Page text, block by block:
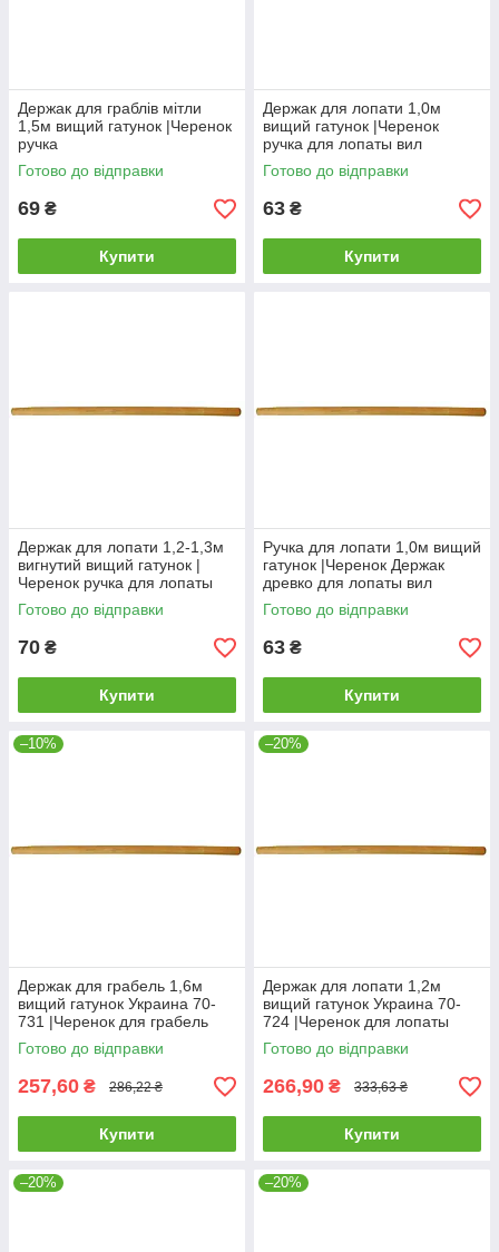
Держак для граблів мітли
1,5м вищий гатунок |Черенок
ручка
Готово до відправки
69 ₴
Купити
Держак для лопати 1,0м
вищий гатунок |Черенок
ручка для лопаты вил
Готово до відправки
63 ₴
Купити
Держак для лопати 1,2-1,3м
вигнутий вищий гатунок |
Черенок ручка для лопаты
вил
Готово до відправки
70 ₴
Купити
Ручка для лопати 1,0м вищий
гатунок |Черенок Держак
древко для лопаты вил
Готово до відправки
63 ₴
Купити
–10%
Держак для грабель 1,6м
вищий гатунок Украина 70-
731 |Черенок для грабель
1,6м высший сорт Украина
Готово до відправки
257,60 ₴ 286,22 ₴
Купити
–20%
Держак для лопати 1,2м
вищий гатунок Украина 70-
724 |Черенок для лопаты
1,2м высший сорт Украина
Готово до відправки
266,90 ₴ 333,63 ₴
Купити
–20% –20%